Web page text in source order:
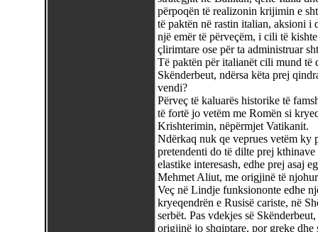
përpoqën të realizonin krijimin e
të paktën në rastin italian, aksioni i
një emër të përveçëm, i cili të
çlirimtare ose për ta administruar
Të paktën për italianët cili mund të
Skënderbeut, ndërsa këta prej
vendi?
Përveç të kaluarës historike të
të fortë jo vetëm me Romën si
Krishterimin, nëpërmjet Vatikanit.
Ndërkaq nuk qe veprues vetëm ky
pretendenti do të dilte prej
elastike interesash, edhe prej asaj
Mehmet Aliut, me origjinë të
Veç në Lindje funksiononte edhe
kryeqendrën e Rusisë cariste, në
serbët. Pas vdekjes së
origjinë jo shqiptare, por greke